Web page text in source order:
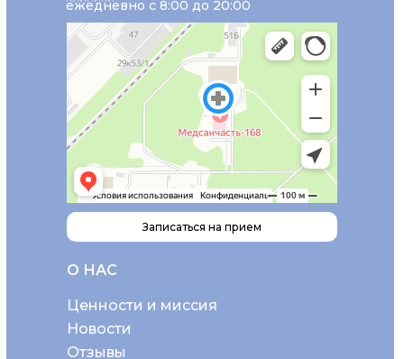
О НАС
Ценности и миссия
Новости
Отзывы
ежедневно с 8:00 до 20:00
Записаться на прием